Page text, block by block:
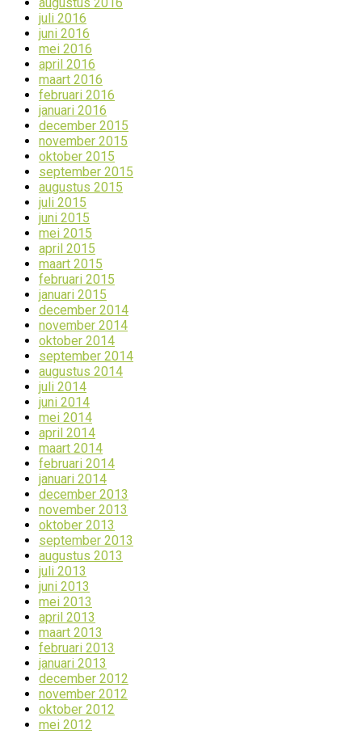
juli 2016
juni 2016
mei 2016
april 2016
maart 2016
februari 2016
januari 2016
december 2015
november 2015
oktober 2015
september 2015
augustus 2015
juli 2015
juni 2015
mei 2015
april 2015
maart 2015
februari 2015
januari 2015
december 2014
november 2014
oktober 2014
september 2014
augustus 2014
juli 2014
juni 2014
mei 2014
april 2014
maart 2014
februari 2014
januari 2014
december 2013
november 2013
oktober 2013
september 2013
augustus 2013
juli 2013
juni 2013
mei 2013
april 2013
maart 2013
februari 2013
januari 2013
december 2012
november 2012
oktober 2012
mei 2012